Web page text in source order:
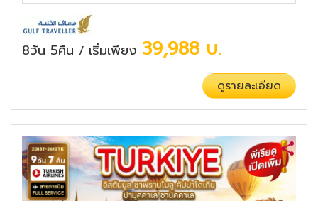
8วัน 5คืน / เริ่มเพียง 39,988 บ.
ดูรายละเอียด